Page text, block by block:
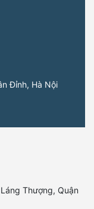
Đỉnh, Hà Nội
Thượng, Quận